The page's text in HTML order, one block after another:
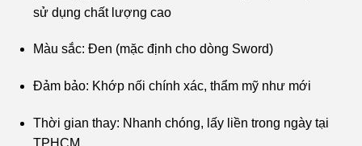
sử dụng chất lượng cao
Màu sắc: Đen (mặc định cho dòng Sword)
Đảm bảo: Khớp nối chính xác, thẩm mỹ như mới
Thời gian thay: Nhanh chóng, lấy liền trong ngày tại
TPHCM